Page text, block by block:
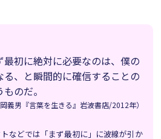
初に絶対に必要なのは、僕の
、と瞬間的に確信することの
のだ。
岡義男『言葉を生きる』岩波書店/2012年）
などでは「まず最初に」に波線が引か